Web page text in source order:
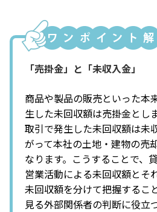
「売掛金」と「未収入金」
商品や製品の販売といった本
生した未回収額は売掛金とし
取引で発生した未回収額は未
がって本社の土地・建物の売
なります。こうすることで、
営業活動による未回収額とそ
未回収額を分けて把握するこ
見る外部関係者の判断に役立